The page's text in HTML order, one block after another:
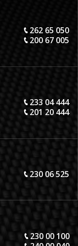
262 65 050
200 67 005
233 04 444
201 20 444
230 06 525
230 00 100